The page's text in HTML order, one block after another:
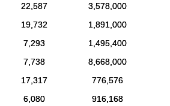
22,587 3,578,000
19,732 1,891,000
7,293 1,495,400
7,738 8,668,000
17,317 776,576
6,080 916,168